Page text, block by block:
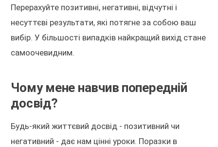
Перерахуйте позитивні, негативні, відчутні і
несуттєві результати, які потягне за собою ваш
вибір. У більшості випадків найкращий вихід стане
самоочевидним.
Чому мене навчив попередній
досвід?
Будь-який життєвий досвід - позитивний чи
негативний - дає нам цінні уроки. Поразки в